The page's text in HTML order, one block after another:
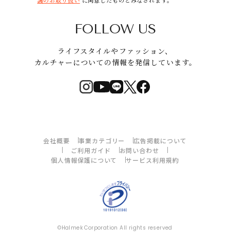
FOLLOW US
ライフスタイルやファッション、
カルチャーについての情報を発信しています。
会社概要 事業カテゴリー
広告掲載について
ご利用ガイド
お問い合わせ
個人情報保護について
サービス利用規約
©Halmek Corporation All rights reserved